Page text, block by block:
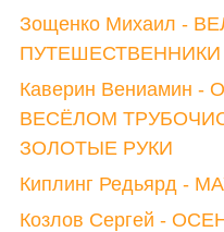
Зощенко Михаил -
ПУТЕШЕСТВЕННИКИ
Каверин Вениамин
ВЕСЁЛОМ
ЗОЛОТЫЕ РУКИ
Киплинг Редьярд -
Козлов Сергей -